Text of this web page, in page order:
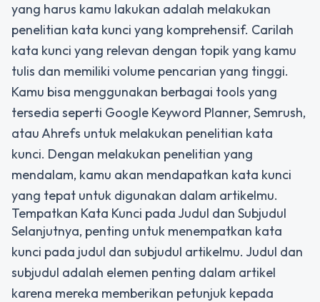
yang harus kamu lakukan adalah melakukan
penelitian kata kunci yang komprehensif. Carilah
kata kunci yang relevan dengan topik yang kamu
tulis dan memiliki volume pencarian yang tinggi.
Kamu bisa menggunakan berbagai tools yang
tersedia seperti Google Keyword Planner, Semrush,
atau Ahrefs untuk melakukan penelitian kata
kunci. Dengan melakukan penelitian yang
mendalam, kamu akan mendapatkan kata kunci
yang tepat untuk digunakan dalam artikelmu.
Tempatkan Kata Kunci pada Judul dan Subjudul
Selanjutnya, penting untuk menempatkan kata
kunci pada judul dan subjudul artikelmu. Judul dan
subjudul adalah elemen penting dalam artikel
karena mereka memberikan petunjuk kepada